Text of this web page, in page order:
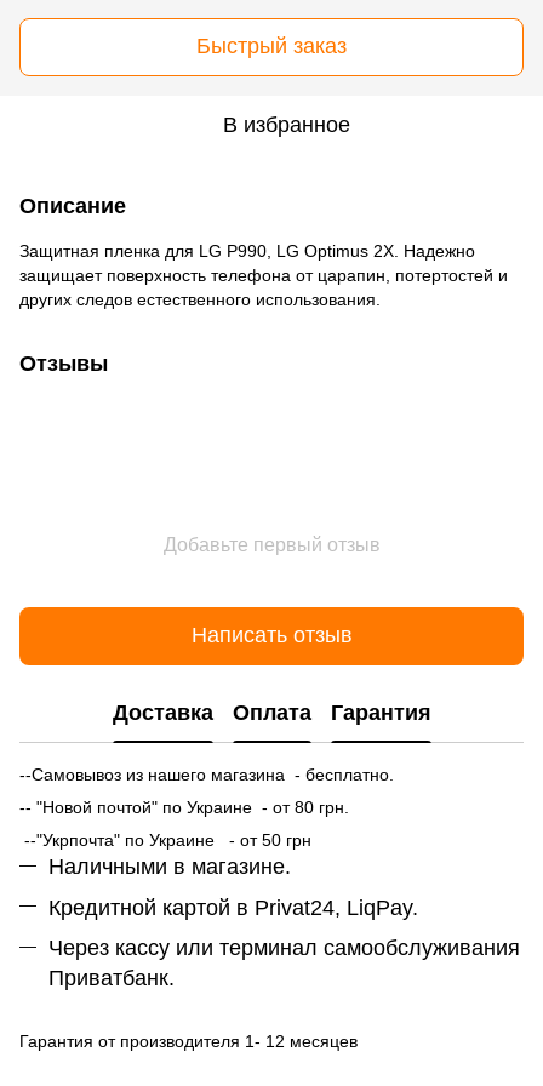
Быстрый заказ
В избранное
Описание
Защитная пленка для LG P990, LG Optimus 2X. Надежно
защищает поверхность телефона от царапин, потертостей и
других следов естественного использования.
Отзывы
Добавьте первый отзыв
Написать отзыв
Доставка Оплата Гарантия
--Самовывоз из нашего магазина - бесплатно.
-- "Новой почтой" по Украине - от 80 грн.
--"Укрпочта" по Украине - от 50 грн
Наличными в магазине.
Кредитной картой в Privat24, LiqPay.
Через кассу или терминал самообслуживания
Приватбанк.
Гарантия от производителя 1- 12 месяцев